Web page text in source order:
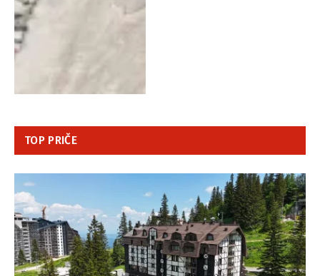
TOP PRIČE